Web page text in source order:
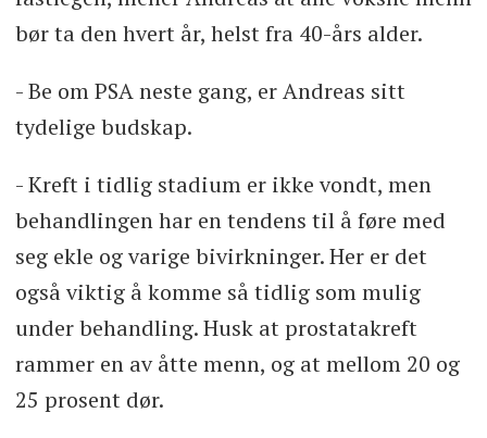
bør ta den hvert år, helst fra 40-års alder.
- Be om PSA neste gang, er Andreas sitt
tydelige budskap.
- Kreft i tidlig stadium er ikke vondt, men
behandlingen har en tendens til å føre med
seg ekle og varige bivirkninger. Her er det
også viktig å komme så tidlig som mulig
under behandling. Husk at prostatakreft
rammer en av åtte menn, og at mellom 20 og
25 prosent dør.